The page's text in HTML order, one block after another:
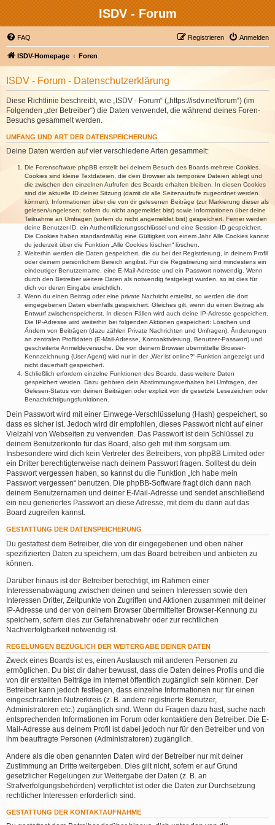
ISDV - Forum
FAQ Anmelden
Registrieren
ISDV-Homepage Foren
ISDV - Forum - Datenschutzerklärung
Diese Richtlinie beschreibt, wie „ISDV - Forum“ („https://isdv.net/forum“) (im
Folgenden „der Betreiber“) die Daten verwendet, die während deines Foren-
Besuchs gesammelt werden.
UMFANG UND ART DER DATENSPEICHERUNG
Deine Daten werden auf vier verschiedene Arten gesammelt:
Die Forensoftware phpBB erstellt bei deinem Besuch des Boards mehrere Cookies.
Cookies sind kleine Textdateien, die dein Browser als temporäre Dateien ablegt und
die zwischen den einzelnen Aufrufen des Boards erhalten bleiben. In diesen Cookies
sind die aktuelle ID deiner Sitzung (damit dir alle Seitenaufrufe zugeordnet werden
können), Informationen über die von dir gelesenen Beiträge (zur Markierung dieser als
gelesen/ungelesen; sofern du nicht angemeldet bist) sowie Informationen über deine
Teilnahme an Umfragen (sofern du nicht angemeldet bist) gespeichert. Ferner werden
deine Benutzer-ID, ein Authentifizierungsschlüssel und eine Session-ID gespeichert.
Die Cookies haben standardmäßig eine Gültigkeit von einem Jahr. Alle Cookies kannst
du jederzeit über die Funktion „Alle Cookies löschen“ löschen.
Weiterhin werden die Daten gespeichert, die du bei der Registrierung, in deinem Profil
oder deinem persönlichem Bereich angibst. Für die Registrierung sind mindestens ein
eindeutiger Benutzername, eine E-Mail-Adresse und ein Passwort notwendig. Wenn
durch den Betreiber weitere Daten als notwendig festgelegt wurden, so ist dies für
dich vor deren Eingabe ersichtlich.
Wenn du einen Beitrag oder eine private Nachricht erstellst, so werden die dort
eingegebenen Daten ebenfalls gespeichert. Gleiches gilt, wenn du einen Beitrag als
Entwurf zwischenspeicherst. In diesen Fällen wird auch deine IP-Adresse gespeichert.
Die IP-Adresse wird weiterhin bei folgenden Aktionen gespeichert: Löschen und
Ändern von Beiträgen (dazu zählen Private Nachrichten und Umfragen), Änderungen
an zentralen Profildaten (E-Mail-Adresse, Kontoaktivierung, Benutzer-Passwort) und
gescheiterte Anmeldeversuche. Die von deinem Browser übermittelte Browser-
Kennzeichnung (User Agent) wird nur in der „Wer ist online?“-Funktion angezeigt und
nicht dauerhaft gespeichert.
Schließlich erfordern einzelne Funktionen des Boards, dass weitere Daten
gespeichert werden. Dazu gehören dein Abstimmungsverhalten bei Umfragen, der
Gelesen-Status von deinen Beiträgen oder explizit von dir gesetzte Lesezeichen oder
Benachrichtigungsfunktionen.
Dein Passwort wird mit einer Einwege-Verschlüsselung (Hash) gespeichert, so
dass es sicher ist. Jedoch wird dir empfohlen, dieses Passwort nicht auf einer
Vielzahl von Webseiten zu verwenden. Das Passwort ist dein Schlüssel zu
deinem Benutzerkonto für das Board, also geh mit ihm sorgsam um.
Insbesondere wird dich kein Vertreter des Betreibers, von phpBB Limited oder
ein Dritter berechtigterweise nach deinem Passwort fragen. Solltest du dein
Passwort vergessen haben, so kannst du die Funktion „Ich habe mein
Passwort vergessen“ benutzen. Die phpBB-Software fragt dich dann nach
deinem Benutzernamen und deiner E-Mail-Adresse und sendet anschließend
ein neu generiertes Passwort an diese Adresse, mit dem du dann auf das
Board zugreifen kannst.
GESTATTUNG DER DATENSPEICHERUNG
Du gestattest dem Betreiber, die von dir eingegebenen und oben näher
spezifizierten Daten zu speichern, um das Board betreiben und anbieten zu
können.
Darüber hinaus ist der Betreiber berechtigt, im Rahmen einer
Interessenabwägung zwischen deinen und seinen Interessen sowie den
Interessen Dritter, Zeitpunkte von Zugriffen und Aktionen zusammen mit deiner
IP-Adresse und der von deinem Browser übermittelter Browser-Kennung zu
speichern, sofern dies zur Gefahrenabwehr oder zur rechtlichen
Nachverfolgbarkeit notwendig ist.
REGELUNGEN BEZÜGLICH DER WEITERGABE DEINER DATEN
Zweck eines Boards ist es, einen Austausch mit anderen Personen zu
ermöglichen. Du bist dir daher bewusst, dass die Daten deines Profils und die
von dir erstellten Beiträge im Internet öffentlich zugänglich sein können. Der
Betreiber kann jedoch festlegen, dass einzelne Informationen nur für einen
eingeschränkten Nutzerkreis (z. B. andere registrierte Benutzer,
Administratoren etc.) zugänglich sind. Wenn du Fragen dazu hast, suche nach
entsprechenden Informationen im Forum oder kontaktiere den Betreiber. Die E-
Mail-Adresse aus deinem Profil ist dabei jedoch nur für den Betreiber und von
ihm beauftragte Personen (Administratoren) zugänglich.
Andere als die oben genannten Daten wird der Betreiber nur mit deiner
Zustimmung an Dritte weitergeben. Dies gilt nicht, sofern er auf Grund
gesetzlicher Regelungen zur Weitergabe der Daten (z. B. an
Strafverfolgungsbehörden) verpflichtet ist oder die Daten zur Durchsetzung
rechtlicher Interessen erforderlich sind.
GESTATTUNG DER KONTAKTAUFNAHME